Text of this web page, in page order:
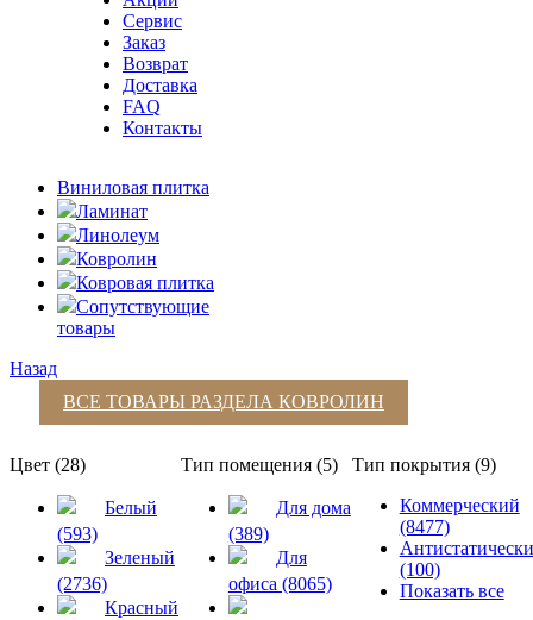
Сервис
Заказ
Возврат
Доставка
FAQ
Контакты
Виниловая плитка
Ламинат
Линолеум
Ковролин
Ковровая плитка
Сопутствующие
товары
Назад
ВСЕ ТОВАРЫ РАЗДЕЛА КОВРОЛИН
Цвет (28)
Белый
(593)
Зеленый
(2736)
Красный
Тип помещения (5)
Для дома
(389)
Для
офиса (8065)
Тип покрытия (9)
Коммерческий
(8477)
(100)
Показать все